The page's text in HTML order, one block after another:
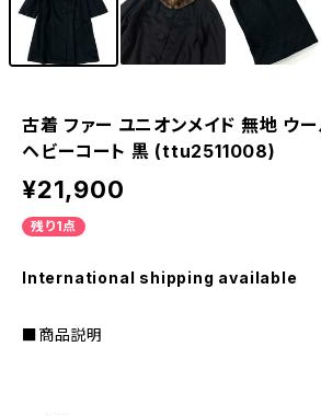
古着 ファー ユニオンメイド 無地 ウ
ヘビーコート 黒 (ttu2511008)
¥21,900
残り1点
International shipping available
■商品説明